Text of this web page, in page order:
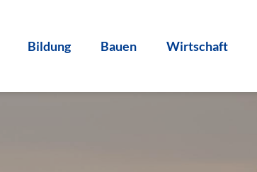
Bildung Bauen Wirtschaft